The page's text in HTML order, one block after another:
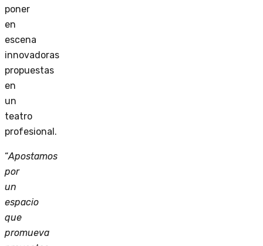
poner
en
escena
innovadoras
propuestas
en
un
teatro
profesional.
“Apostamos
por
un
espacio
que
promueva